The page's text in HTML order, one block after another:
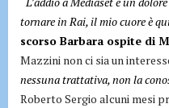
tornare in Rai, il mio cuore è
scorso Barbara ospite di
Mazzini non ci sia un
nessuna trattativa, non la
Roberto Sergio alcuni mesi